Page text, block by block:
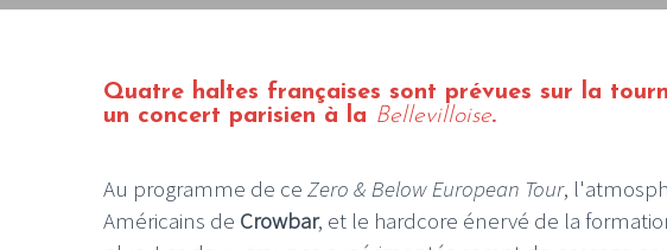
Quatre haltes françaises sont prévues sur la
un concert parisien à la Bellevilloise.
Au programme de ce Zero & Below European Tour,
Américains de Crowbar, et le hardcore énervé de la